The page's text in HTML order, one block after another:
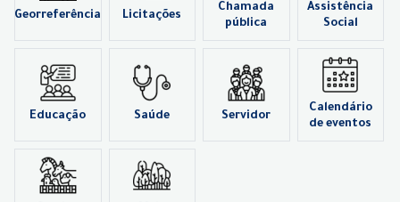
Georreferência Licitações
Chamada
pública
Assistência
Social
Educação Saúde Servidor
Calendário
de eventos